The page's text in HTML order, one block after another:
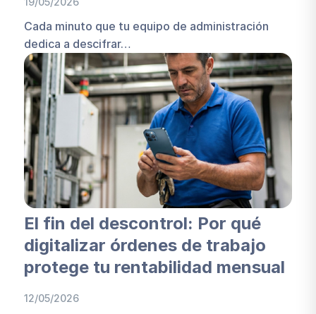
Cada minuto que tu equipo de administración
dedica a descifrar…
El fin del descontrol: Por qué
digitalizar órdenes de trabajo
protege tu rentabilidad mensual
12/05/2026